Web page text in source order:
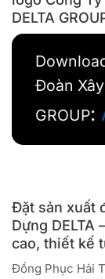
DELTA
Đoàn Xây
GROUP:
Đặt sản xuất
Dựng DELTA
cao, thiết kế
Đồng Phục Hải